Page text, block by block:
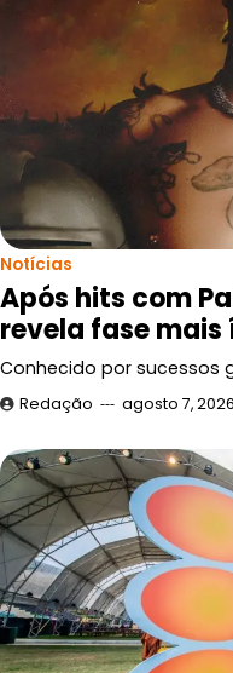
Notícias
Após hits com
revela fase mais
Conhecido por sucessos
Redação agosto 7, 2026